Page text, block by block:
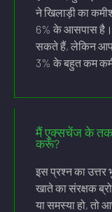
ने खिलाड़ी का
6% के आसपास है।
सकते हैं, लेकिन आप
3% के बहुत कम
मैं एक्सचेंज के
करूँ?
इस प्रश्न का
खाते का संरक्षक
या समस्या हो, तो